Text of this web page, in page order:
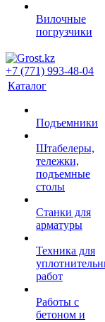
Вилочные
погрузчики
+7 (771) 993-48-04
Каталог
Подъемники
Штабелеры,
тележки,
подъемные
столы
Станки для
арматуры
Техника для
работ
Работы с
бетоном и